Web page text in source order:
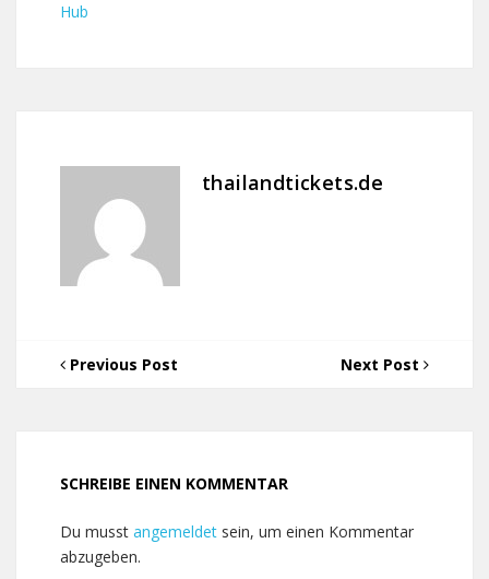
Hub
thailandtickets.de
Previous Post Next Post
SCHREIBE EINEN KOMMENTAR
Du musst angemeldet sein, um einen Kommentar
abzugeben.